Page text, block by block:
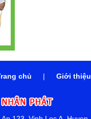
chủ | Giới thiệu